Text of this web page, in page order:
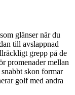
glänser när du
till avslappnad
grepp på de
promenader mellan
skon formar
golf med andra